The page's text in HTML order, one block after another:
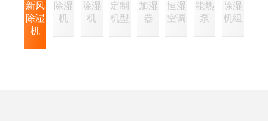
新风
除湿
机
除湿
机
除湿
机
定制
机型
加湿
器
恒湿
空调
能热
泵
除湿
机组